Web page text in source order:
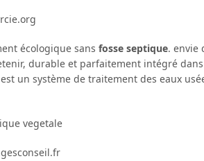
écologique sans fosse septique. envie
durable et parfaitement intégré
un système de traitement des eaux